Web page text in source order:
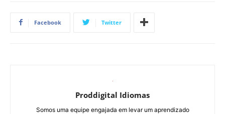
Facebook Twitter
Proddigital Idiomas
Somos uma equipe engajada em levar um aprendizado